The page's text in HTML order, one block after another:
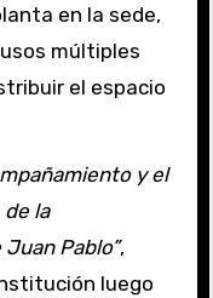
en la sede,
múltiples
el espacio
y el
la
Pablo”,
luego